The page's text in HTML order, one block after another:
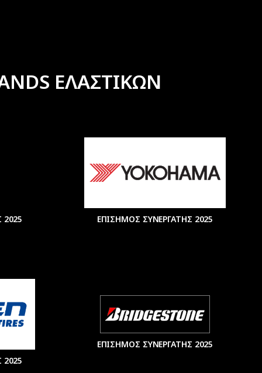
ΕΛΑΣΤΙΚΩΝ
ΕΠΙΣΗΜΟΣ ΣΥΝΕΡΓΑΤΗΣ 2025
ΕΠΙΣΗΜΟΣ ΣΥΝΕΡΓΑΤΗΣ 2025